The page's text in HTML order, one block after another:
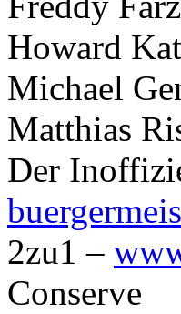
Howard
Michael
Matthias
Der
2zu1 –
Conserve